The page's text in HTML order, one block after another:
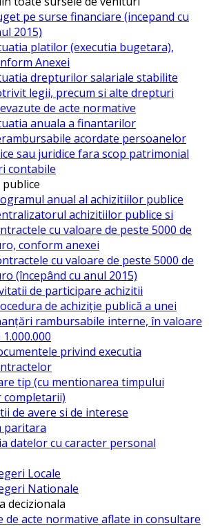
pe surse financiare (incepand cu
2015)
platilor (executia bugetara),
Anexei
drepturilor salariale stabilite
legii, precum si alte drepturi
de acte normative
anuala a finantarilor
acordate persoanelor
sau juridice fara scop patrimonial
contabile
anual al achizitiilor publice
achizitiilor publice si
cu valoare de peste 5000 de
conform anexei
cu valoare de peste 5000 de
(începând cu anul 2015)
de participare achizitii
de achiziție publică a unei
rambursabile interne, în valoare
1.000.000
privind executia
tip (cu mentionarea timpului
completarii)
de avere si de interese
paritara
datelor cu caracter personal
Locale
Nationale
decizionala
de acte normative aflate in consultare